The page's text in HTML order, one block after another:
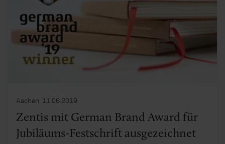
Aachen, 11.06.2019
Zentis mit German Brand Award für
Jubiläums-Festschrift ausgezeichnet